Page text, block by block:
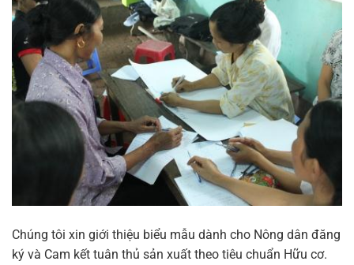
Chúng tôi xin giới thiệu biểu mẫu dành cho Nông dân đăng
ký và Cam kết tuân thủ sản xuất theo tiêu chuẩn Hữu cơ.